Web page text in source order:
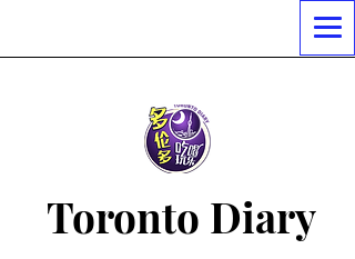
Toronto Diary